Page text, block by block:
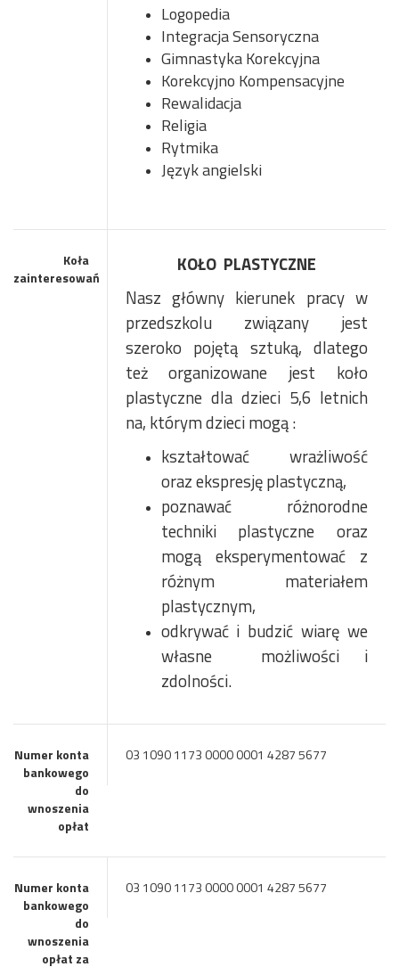
Logopedia
Integracja Sensoryczna
Gimnastyka Korekcyjna
Korekcyjno Kompensacyjne
Rewalidacja
Religia
Rytmika
Język angielski
Koła
zainteresowań
KOŁO PLASTYCZNE
Nasz główny kierunek pracy w
przedszkolu związany jest
szeroko pojętą sztuką, dlatego
też organizowane jest koło
plastyczne dla dzieci 5,6 letnich
na, którym dzieci mogą :
kształtować wrażliwość
oraz ekspresję plastyczną,
poznawać różnorodne
techniki plastyczne oraz
mogą eksperymentować z
różnym materiałem
plastycznym,
odkrywać i budzić wiarę we
własne możliwości i
zdolności.
Numer konta
bankowego
do
wnoszenia
opłat
03 1090 1173 0000 0001 4287 5677
Numer konta
bankowego
do
wnoszenia
opłat za
03 1090 1173 0000 0001 4287 5677